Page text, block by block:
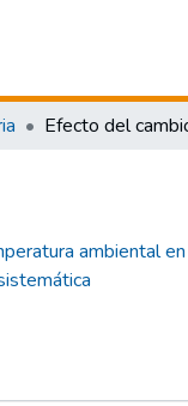
ambiental